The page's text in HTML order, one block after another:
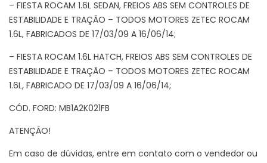
– FIESTA ROCAM 1.6L SEDAN, FREIOS ABS SEM CONTROLES DE
ESTABILIDADE E TRAÇÃO – TODOS MOTORES ZETEC ROCAM
1.6L, FABRICADOS DE 17/03/09 A 16/06/14;
– FIESTA ROCAM 1.6L HATCH, FREIOS ABS SEM CONTROLES DE
ESTABILIDADE E TRAÇÃO – TODOS MOTORES ZETEC ROCAM
1.6L, FABRICADO DE 17/03/09 A 16/06/14;
CÓD. FORD: MB1A2K021FB
ATENÇÃO!
Em caso de dúvidas, entre em contato com o vendedor ou